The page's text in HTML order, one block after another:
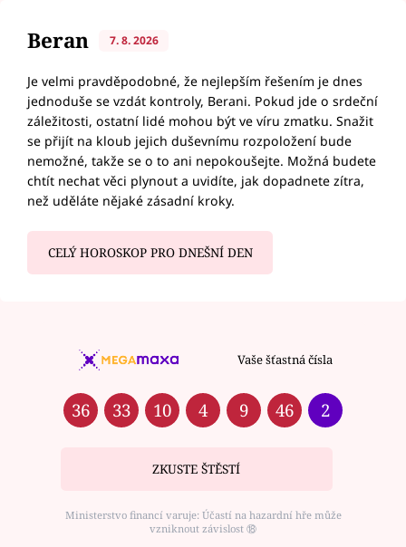
Beran 7. 8. 2026
Je velmi pravděpodobné, že nejlepším řešením je dnes
jednoduše se vzdát kontroly, Berani. Pokud jde o srdeční
záležitosti, ostatní lidé mohou být ve víru zmatku. Snažit
se přijít na kloub jejich duševnímu rozpoložení bude
nemožné, takže se o to ani nepokoušejte. Možná budete
chtít nechat věci plynout a uvidíte, jak dopadnete zítra,
než uděláte nějaké zásadní kroky.
CELÝ HOROSKOP PRO DNEŠNÍ DEN
Vaše šťastná čísla
36 33 10 4 9 46 2
ZKUSTE ŠTĚSTÍ
Ministerstvo financí varuje: Účastí na hazardní hře může
vzniknout závislost ⑱